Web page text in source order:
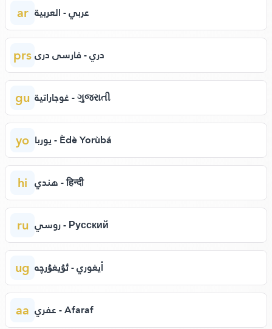
ar عربي - العربية
prsدري - فارسی دری
gu غوجاراتية - ગુજરાતી
yo يوربا - Èdè Yorùbá
hi هندي - हिन्दी
ru روسي - Русский
ug أيغوري - ئۇيغۇرچە
aa عفري - Afaraf